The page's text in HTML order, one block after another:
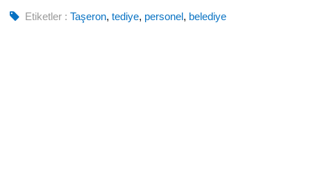
Etiketler : Taşeron,tediye, personel, belediye